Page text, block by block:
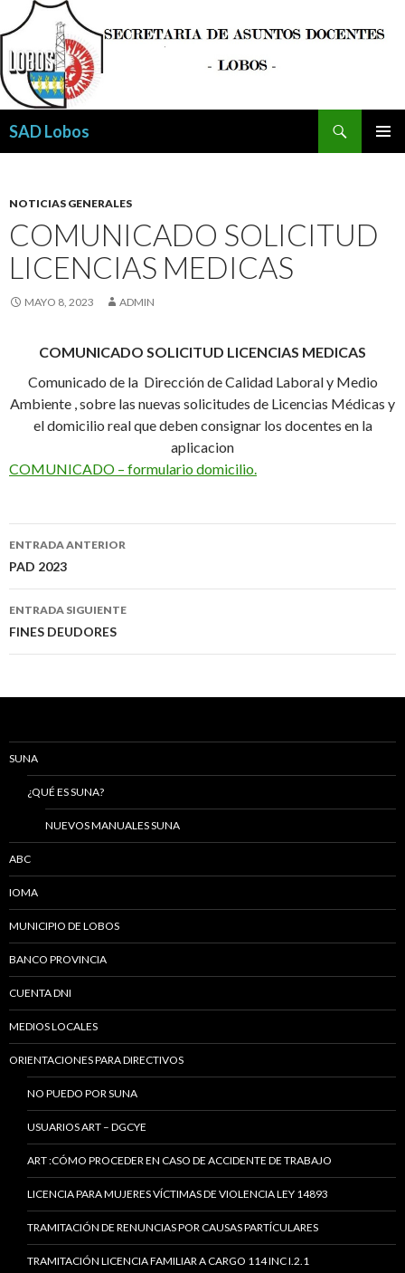
SAD Lobos
NOTICIAS GENERALES
COMUNICADO SOLICITUD
LICENCIAS MEDICAS
MAYO 8, 2023 ADMIN
COMUNICADO SOLICITUD LICENCIAS MEDICAS
Comunicado de la Dirección de Calidad Laboral y Medio
Ambiente , sobre las nuevas solicitudes de Licencias Médicas y
el domicilio real que deben consignar los docentes en la
aplicacion
COMUNICADO – formulario domicilio.
Navegación
de
entradas
ENTRADA ANTERIOR
PAD 2023
ENTRADA SIGUIENTE
FINES DEUDORES
SUNA
¿QUÉ ES SUNA?
NUEVOS MANUALES SUNA
ABC
IOMA
MUNICIPIO DE LOBOS
BANCO PROVINCIA
CUENTA DNI
MEDIOS LOCALES
ORIENTACIONES PARA DIRECTIVOS
NO PUEDO POR SUNA
USUARIOS ART – DGCYE
ART :CÓMO PROCEDER EN CASO DE ACCIDENTE DE TRABAJO
LICENCIA PARA MUJERES VÍCTIMAS DE VIOLENCIA LEY 14893
TRAMITACIÓN DE RENUNCIAS POR CAUSAS PARTÍCULARES
TRAMITACIÓN LICENCIA FAMILIAR A CARGO 114 INC I.2.1